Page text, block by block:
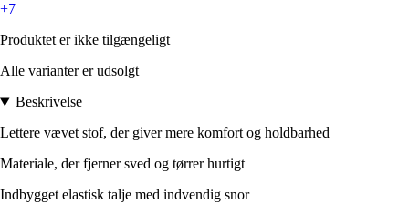
+7
Produktet er ikke tilgængeligt
Alle varianter er udsolgt
Beskrivelse
Lettere vævet stof, der giver mere komfort og holdbarhed
Materiale, der fjerner sved og tørrer hurtigt
Indbygget elastisk talje med indvendig snor